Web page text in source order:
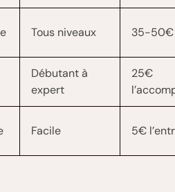
Tous niveaux 35-50€
Débutant à
expert
25€
Facile 5€